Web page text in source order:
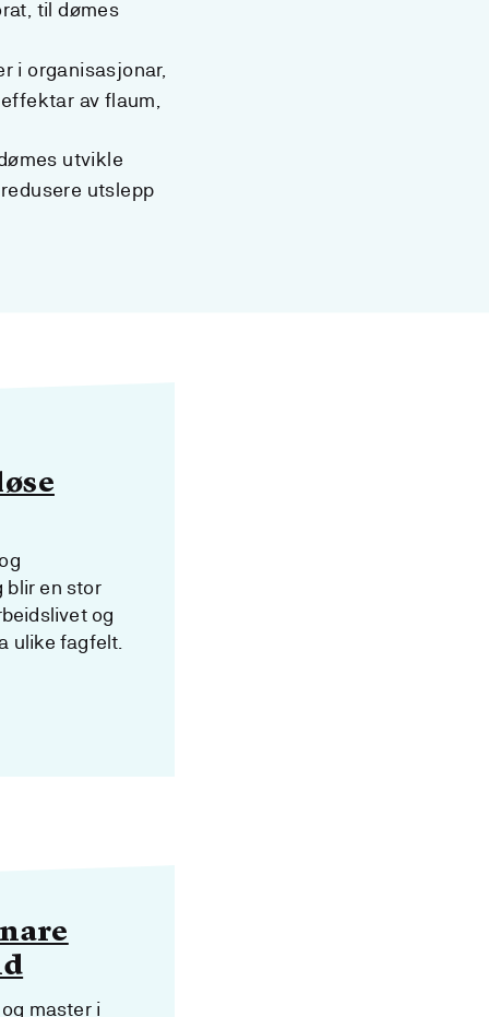
til dømes
i organisasjonar,
av flaum,
utvikle
utslepp
blir en stor
og
ulike fagfelt.
master i